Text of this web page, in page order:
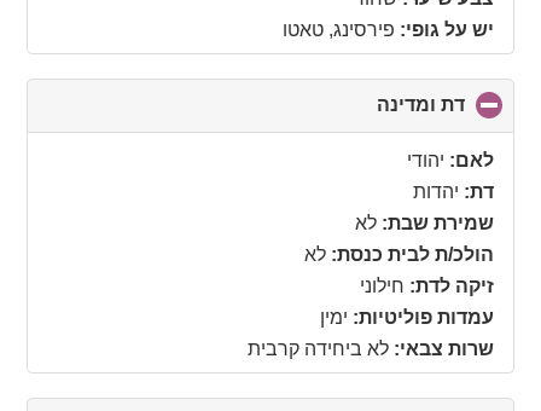
יש על גופי: פירסינג, טאטו
דת ומדינה
to
לאם: יהודי
דת: יהדות
שמירת שבת: לא
הולכ/ת לבית כנסת: לא
זיקה לדת: חילוני
עמדות פוליטיות: ימין
שרות צבאי: לא ביחידה קרבית